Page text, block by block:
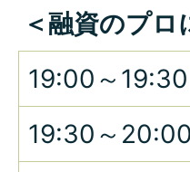
＜融資のプ
19:00～19:30
19:30～20:00